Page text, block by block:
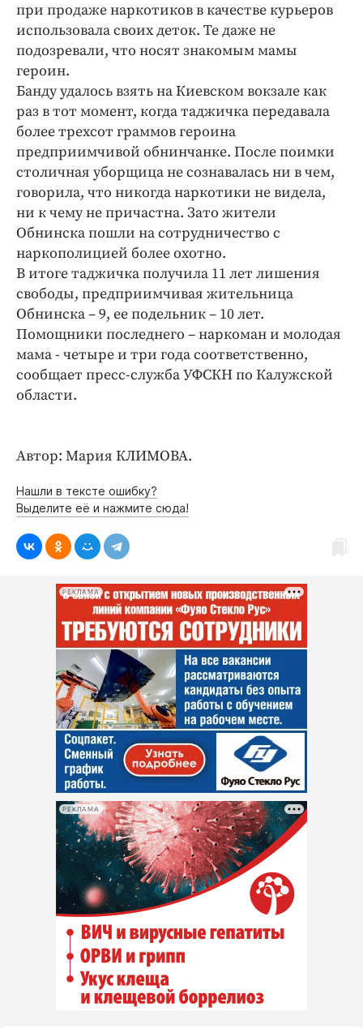
Работодатель года
при продаже наркотиков в качестве курьеров
использовала своих деток. Те даже не
подозревали, что носят знакомым мамы
героин.
Банду удалось взять на Киевском вокзале как
раз в тот момент, когда таджичка передавала
более трехсот граммов героина
предприимчивой обнинчанке. После поимки
столичная уборщица не сознавалась ни в чем,
говорила, что никогда наркотики не видела,
ни к чему не причастна. Зато жители
Обнинска пошли на сотрудничество с
наркополицией более охотно.
В итоге таджичка получила 11 лет лишения
свободы, предприимчивая жительница
Обнинска – 9, ее подельник – 10 лет.
Помощники последнего – наркоман и молодая
мама - четыре и три года соответственно,
сообщает пресс-служба УФСКН по Калужской
области.
Автор: Мария КЛИМОВА.
Нашли в тексте ошибку?
Выделите её и нажмите сюда!
РЕКЛАМА
РЕКЛАМА